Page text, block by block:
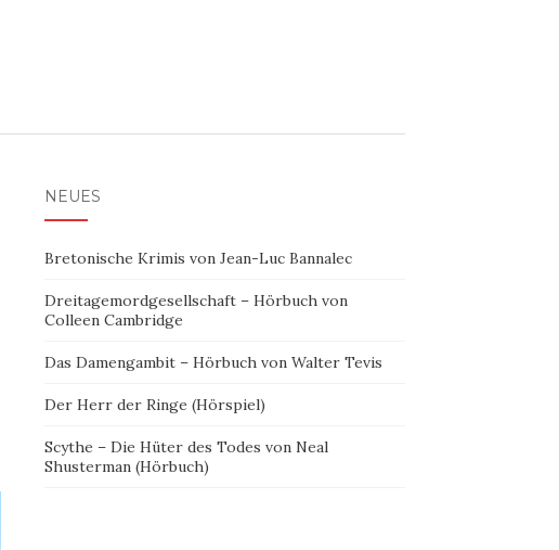
NEUES
Bretonische Krimis von Jean-Luc Bannalec
Dreitagemordgesellschaft – Hörbuch von
Colleen Cambridge
Das Damengambit – Hörbuch von Walter Tevis
Der Herr der Ringe (Hörspiel)
Scythe – Die Hüter des Todes von Neal
Shusterman (Hörbuch)